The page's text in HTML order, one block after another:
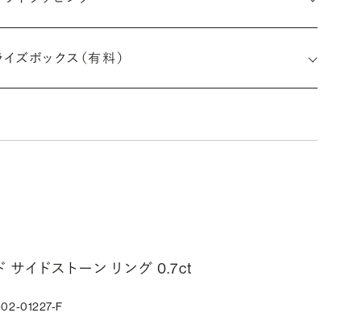
セージ：アルファベット6文字まで刻印可能
きます。注文前だけでなく購入後の刻印も、リングに初めて
側に、誕生石やピンクダイヤモンドなど、お好みの宝石を
の宝石をお選びください (有料)。
ズボックス（有料）
イドストーン リング 0.7ct
01227-F